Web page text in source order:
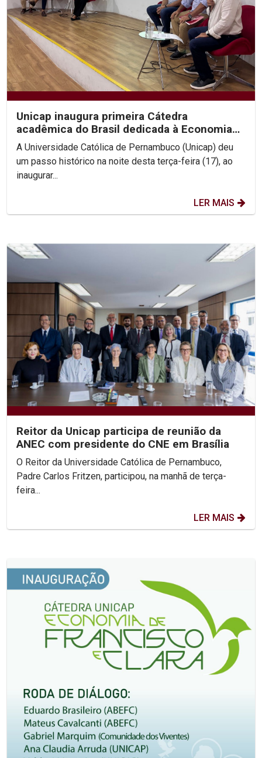
Unicap inaugura primeira Cátedra
acadêmica do Brasil dedicada à Economia
de Francisco e Clara
A Universidade Católica de Pernambuco (Unicap) deu
um passo histórico na noite desta terça-feira (17), ao
inaugurar...
LER MAIS
Reitor da Unicap participa de reunião da
ANEC com presidente do CNE em Brasília
O Reitor da Universidade Católica de Pernambuco,
Padre Carlos Fritzen, participou, na manhã de terça-
feira...
LER MAIS